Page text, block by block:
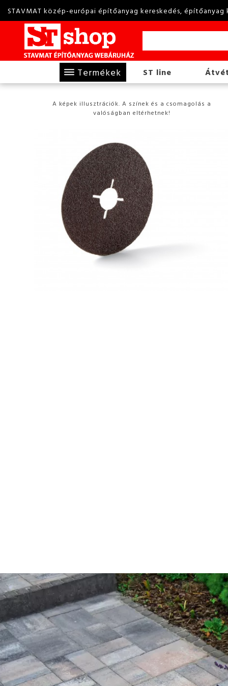
STAVMAT közép-európai építőanyag kereskedés,
Termékek ST line
A képek illusztrációk. A színek és a csomagolás a
valóságban eltérhetnek!